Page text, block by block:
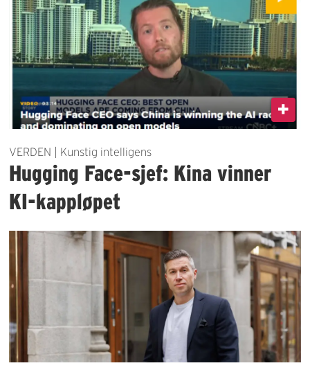
VERDEN | Kunstig intelligens
Hugging Face-sjef: Kina vinner
KI-kappløpet